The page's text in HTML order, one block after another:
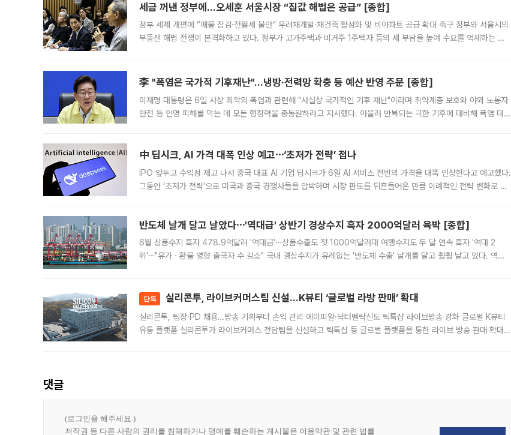
세금 꺼낸 정부에…오세훈 서울시장 “집값 해법은 공급” [종합]
정부 세제 개편에 “매물 잠김·전월세 불안” 우려재개발·재건축 활성화 및 비아파트 공급 확대 촉구 정부와 서울시의
부동산 해법 전쟁이 본격화하고 있다. 정부가 고가주택과 비거주 1주택자 등의 세 부담을 높여 수요를 억제하는 카
李 "폭염은 국가적 기후재난"…냉방·전력망 확충 등 예산 반영 주문 [종합]
이재명 대통령은 6일 사상 최악의 폭염과 관련해 "사실상 국가적인 기후 재난"이라며 취약계층 보호와 야외 노동자
안전 등 인명 피해를 막는 데 모든 행정력을 총동원하라고 지시했다. 아울러 반복되는 극한 기후에 대비해 폭염 대응
中 딥시크, AI 가격 대폭 인상 예고⋯‘초저가 전략’ 접나
IPO 앞두고 수익성 제고 나서 중국 대표 AI 기업 딥시크가 6일 AI 서비스 전반의 가격을 대폭 인상한다고 예고했다.
그동안 ‘초저가 전략’으로 미국과 중국 경쟁사들을 압박하며 시장 판도를 뒤흔들어온 만큼 이례적인 전략 변화로 평
반도체 날개 달고 날았다⋯'역대급' 상반기 경상수지 흑자 2000억달러 육박 [종합]
6월 상품수지 흑자 478.9억달러 '역대급'⋯상품수출도 첫 1000억달러대 여행수지도 두 달 연속 흑자 '역대 2
위'⋯"유가ㆍ환율 영향 출국자 수 감소" 국내 경상수지가 유례없는 '반도체 수출' 날개를 달고 훨훨 날고 있다. 역대
단독 실리콘투, 라이브커머스팀 신설…K뷰티 ‘글로벌 라방 판매’ 확대
실리콘투, 팀장·PD 채용…방송 기획부터 손익 관리 에이피알·닥터멜락신도 틱톡샵 라이브방송 강화 글로벌 K뷰티
유통 플랫폼 실리콘투가 라이브커머스 전담팀을 신설하고 틱톡샵 등 글로벌 플랫폼을 통한 라이브 방송 판매 확대에
댓글